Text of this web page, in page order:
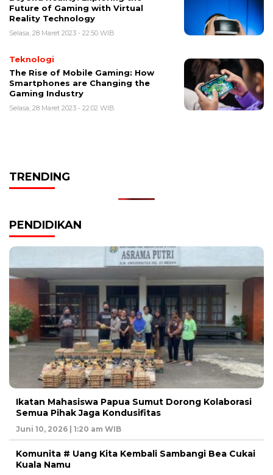
Future of Gaming with Virtual
Reality Technology
Selasa, 28 Maret 2023 - 22:50 WIB
Teknologi
The Rise of Mobile Gaming: How
Smartphones are Changing the
Gaming Industry
Selasa, 28 Maret 2023 - 22:02 WIB
TRENDING
PENDIDIKAN
Ikatan Mahasiswa Papua Sumut Dorong Kolaborasi
Semua Pihak Jaga Kondusifitas
Juni 10, 2026 | 1:20 am WIB
Komunita # Uang Kita Kembali Sambangi Bea Cukai
Kuala Namu